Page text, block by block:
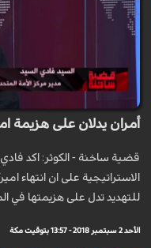
أمران يدلان على هزيمة
قضية ساخنة - الكوثر: اكد فادي
الاستراتيجية على ان انتهاء
للتهديد تدل على هزيمتها في
الأحد 2 سبتمبر 2018 - 13:57 بتوقيت مكة